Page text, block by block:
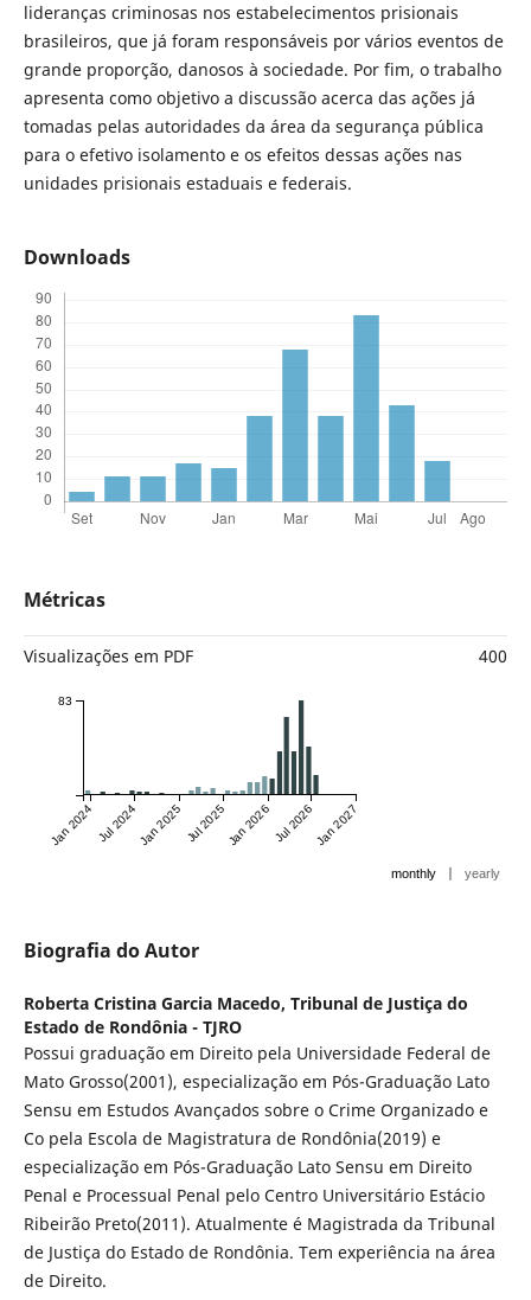
lideranças criminosas nos estabelecimentos prisionais
brasileiros, que já foram responsáveis por vários eventos de
grande proporção, danosos à sociedade. Por fim, o trabalho
apresenta como objetivo a discussão acerca das ações já
tomadas pelas autoridades da área da segurança pública
para o efetivo isolamento e os efeitos dessas ações nas
unidades prisionais estaduais e federais.
Downloads
Métricas
Visualizações em PDF 400
Jan 2024Jul 2024Jan 2025Jul 2025Jan 2026Jul 2026Jan 2027
83
monthly | yearly
Biografia do Autor
Roberta Cristina Garcia Macedo, Tribunal de Justiça do
Estado de Rondônia - TJRO
Possui graduação em Direito pela Universidade Federal de
Mato Grosso(2001), especialização em Pós-Graduação Lato
Sensu em Estudos Avançados sobre o Crime Organizado e
Co pela Escola de Magistratura de Rondônia(2019) e
especialização em Pós-Graduação Lato Sensu em Direito
Penal e Processual Penal pelo Centro Universitário Estácio
Ribeirão Preto(2011). Atualmente é Magistrada da Tribunal
de Justiça do Estado de Rondônia. Tem experiência na área
de Direito.